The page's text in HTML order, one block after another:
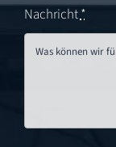
Nachricht*